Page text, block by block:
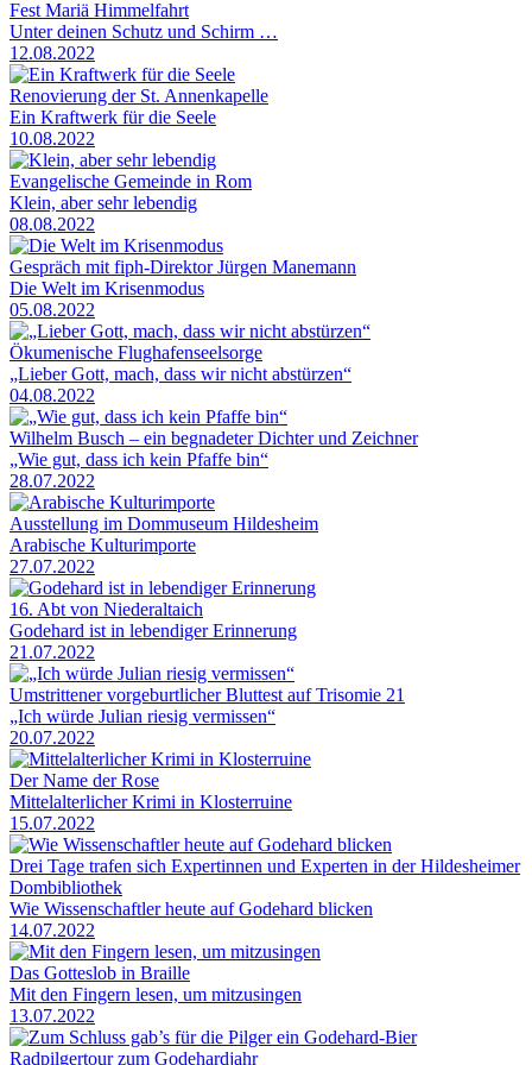
Fest Mariä Himmelfahrt
Unter deinen Schutz und Schirm …
12.08.2022
Renovierung der St. Annenkapelle
Ein Kraftwerk für die Seele
10.08.2022
Evangelische Gemeinde in Rom
Klein, aber sehr lebendig
08.08.2022
Gespräch mit fiph-Direktor Jürgen Manemann
Die Welt im Krisenmodus
05.08.2022
Ökumenische Flughafenseelsorge
„Lieber Gott, mach, dass wir nicht abstürzen“
04.08.2022
Wilhelm Busch – ein begnadeter Dichter und Zeichner
„Wie gut, dass ich kein Pfaffe bin“
28.07.2022
Ausstellung im Dommuseum Hildesheim
Arabische Kulturimporte
27.07.2022
16. Abt von Niederaltaich
Godehard ist in lebendiger Erinnerung
21.07.2022
Umstrittener vorgeburtlicher Bluttest auf Trisomie 21
„Ich würde Julian riesig vermissen“
20.07.2022
Der Name der Rose
Mittelalterlicher Krimi in Klosterruine
15.07.2022
Drei Tage trafen sich Expertinnen und Experten in der Hildesheimer
Dombibliothek
Wie Wissenschaftler heute auf Godehard blicken
14.07.2022
Das Gotteslob in Braille
Mit den Fingern lesen, um mitzusingen
13.07.2022
Radpilgertour zum Godehardjahr